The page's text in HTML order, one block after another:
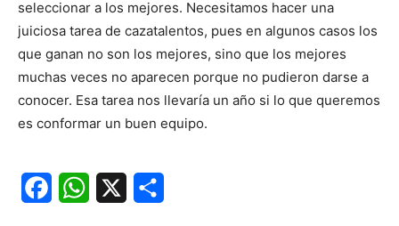
seleccionar a los mejores. Necesitamos hacer una
juiciosa tarea de cazatalentos, pues en algunos casos los
que ganan no son los mejores, sino que los mejores
muchas veces no aparecen porque no pudieron darse a
conocer. Esa tarea nos llevaría un año si lo que queremos
es conformar un buen equipo.
FacebookWhatsApp